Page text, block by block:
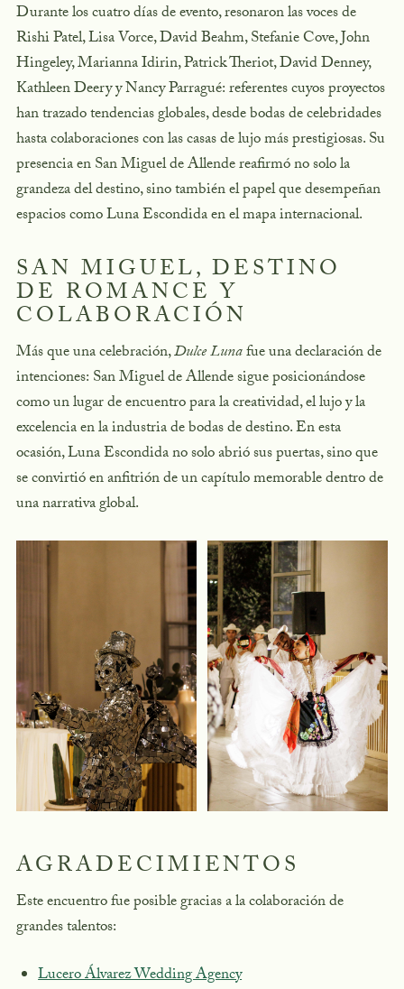
Durante los cuatro días de evento, resonaron las voces de
Rishi Patel, Lisa Vorce, David Beahm, Stefanie Cove, John
Hingeley, Marianna Idirin, Patrick Theriot, David Denney,
Kathleen Deery y Nancy Parragué: referentes cuyos proyectos
han trazado tendencias globales, desde bodas de celebridades
hasta colaboraciones con las casas de lujo más prestigiosas. Su
presencia en San Miguel de Allende reafirmó no solo la
grandeza del destino, sino también el papel que desempeñan
espacios como Luna Escondida en el mapa internacional.
SAN MIGUEL, DESTINO
DE ROMANCE Y
COLABORACIÓN
Más que una celebración,Dulce Lunafue una declaración de
intenciones: San Miguel de Allende sigue posicionándose
como un lugar de encuentro para la creatividad, el lujo y la
excelencia en la industria de bodas de destino. En esta
ocasión, Luna Escondida no solo abrió sus puertas, sino que
se convirtió en anfitrión de un capítulo memorable dentro de
una narrativa global.
AGRADECIMIENTOS
Este encuentro fue posible gracias a la colaboración de
grandes talentos:
Lucero Álvarez Wedding Agency